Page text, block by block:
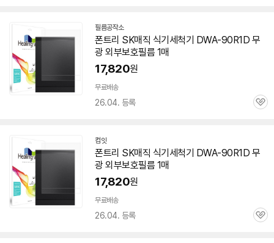
필름공작소네
이
버
이
폰트리 SK매직 식기세척기 DWA-90R1D 무
광 외부보호필름 1매
17,820원
무료배송
26.04. 등록
관
컴잇네
이
버
이
폰트리 SK매직 식기세척기 DWA-90R1D 무
광 외부보호필름 1매
17,820원
무료배송
26.04. 등록
관